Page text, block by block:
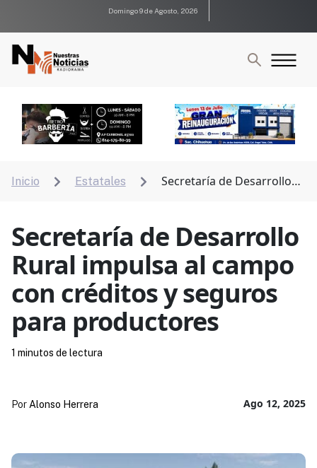
Domingo 9 de Agosto, 2026
Inicio  Estatales 
Secretaría de Desarrollo
Secretaría de Desarrollo
Rural impulsa al campo
con créditos y seguros
para productores
Ago 12, 2025
Por Alonso Herrera
1 minutos de lectura